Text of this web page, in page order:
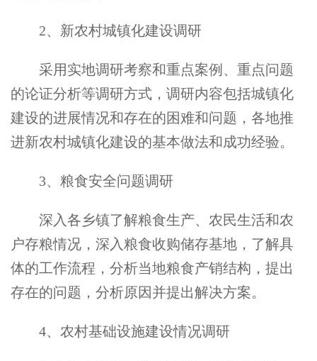
2、新农村城镇化建设调研
采用实地调研考察和重点案例、重点问题
的论证分析等调研方式，调研内容包括城镇化
建设的进展情况和存在的困难和问题，各地推
进新农村城镇化建设的基本做法和成功经验。
3、粮食安全问题调研
深入各乡镇了解粮食生产、农民生活和农
户存粮情况，深入粮食收购储存基地，了解具
体的工作流程，分析当地粮食产销结构，提出
存在的问题，分析原因并提出解决方案。
4、农村基础设施建设情况调研